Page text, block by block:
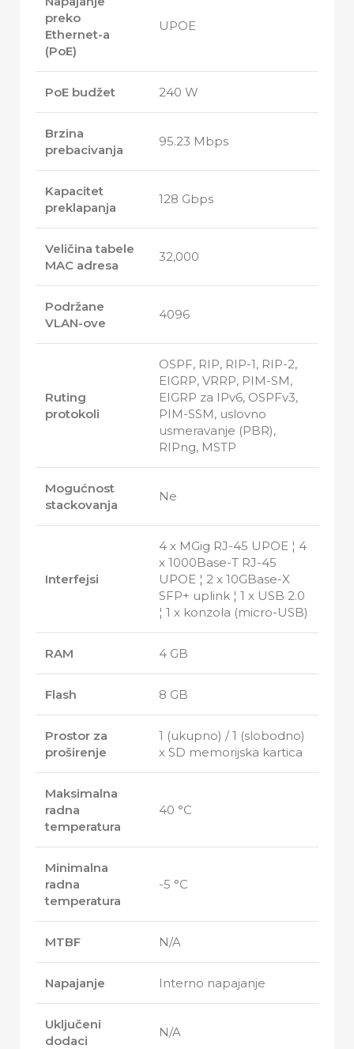
preko
Ethernet-a
(PoE)
UPOE
PoE budžet 240 W
Brzina
prebacivanja
95.23 Mbps
Kapacitet
preklapanja
128 Gbps
Veličina tabele
MAC adresa
32,000
Podržane
VLAN-ove
4096
Ruting
protokoli
OSPF, RIP, RIP-1, RIP-2,
EIGRP, VRRP, PIM-SM,
EIGRP za IPv6, OSPFv3,
PIM-SSM, uslovno
usmeravanje (PBR),
RIPng, MSTP
Mogućnost
stackovanja
Ne
Interfejsi
4 x MGig RJ-45 UPOE ¦ 4
x 1000Base-T RJ-45
UPOE ¦ 2 x 10GBase-X
SFP+ uplink ¦ 1 x USB 2.0
¦ 1 x konzola (micro-USB)
RAM 4 GB
Flash 8 GB
Prostor za
proširenje
1 (ukupno) / 1 (slobodno)
x SD memorijska kartica
Maksimalna
radna
temperatura
40 °C
Minimalna
radna
temperatura
-5 °C
MTBF N/A
Napajanje Interno napajanje
Uključeni
dodaci
N/A